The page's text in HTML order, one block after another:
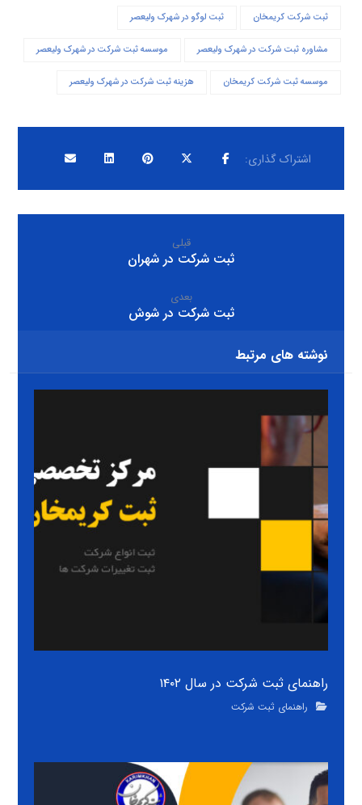
ثبت شرکت کریمخان ثبت لوگو در شهرک ولیعصر
مشاوره ثبت شرکت در شهرک ولیعصر موسسه ثبت شرکت در شهرک ولیعصر
موسسه ثبت شرکت کریمخان هزینه ثبت شرکت در شهرک ولیعصر
قبلی
ثبت شرکت در شهران
بعدی
ثبت شرکت در شوش
نوشته های مرتبط
راهنمای ثبت شرکت در سال ۱۴۰۲
راهنمای ثبت شرکت